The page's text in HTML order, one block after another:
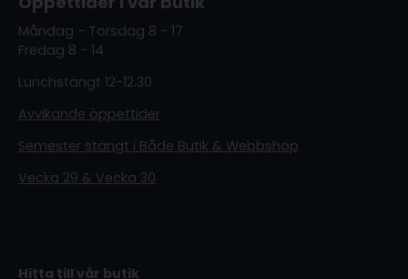
Måndag - Torsdag 8 - 17
Fredag 8 - 14
Lunchstängt 12-12.30
Avvikande öppettider
Semester stängt i Både Butik & Webbshop
Vecka 29 & Vecka 30
Hitta till vår butik